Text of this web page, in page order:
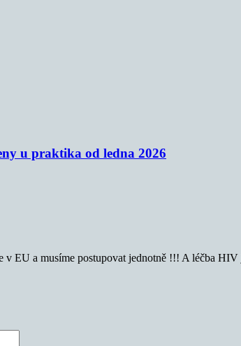
u praktika od ledna 2026
v EU a musíme postupovat jednotně !!! A léčba